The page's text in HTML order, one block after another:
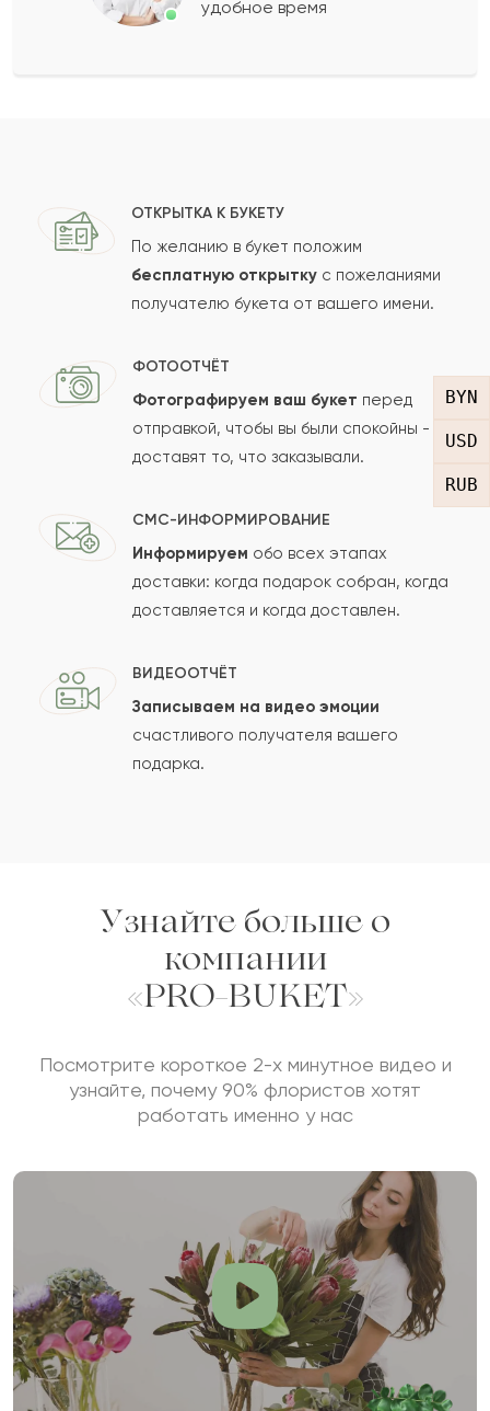
BYN
USD
RUB
Ваш e-mail
Отзыв
Сколько будет
Отзыв будет опубликован после проверки.
Проверяем на спам.
удобное время
ОТКРЫТКА К БУКЕТУ
По желанию в букет положим
бесплатную открытку с пожеланиями
получателю букета от вашего имени.
ФОТООТЧЁТ
Фотографируем ваш букет перед
отправкой, чтобы вы были спокойны -
доставят то, что заказывали.
СМС-ИНФОРМИРОВАНИЕ
Информируем обо всех этапах
доставки: когда подарок собран, когда
доставляется и когда доставлен.
ВИДЕООТЧЁТ
Записываем на видео эмоции
счастливого получателя вашего
подарка.
Узнайте больше о
компании
«PRO-BUKET»
Посмотрите короткое 2-х минутное видео и
узнайте, почему 90% флористов хотят
работать именно у нас